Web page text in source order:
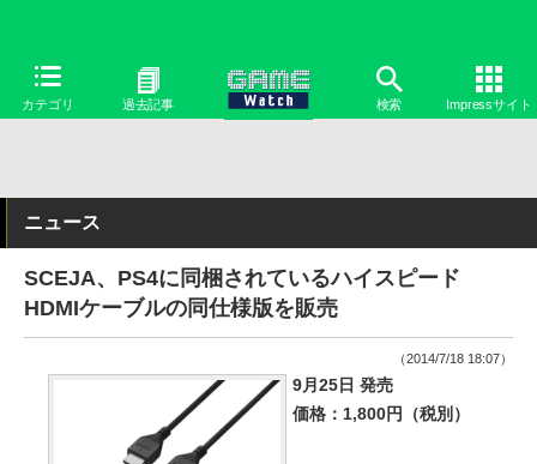
カテゴリ 過去記事 検索 Impressサイト
ニュース
SCEJA、PS4に同梱されているハイスピード
HDMIケーブルの同仕様版を販売
（2014/7/18 18:07）
9月25日 発売
価格：1,800円（税別）